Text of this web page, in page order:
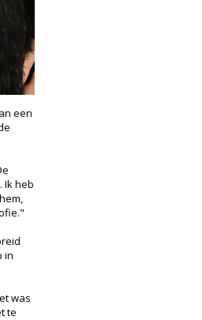
een
Ik heb
in
was
te